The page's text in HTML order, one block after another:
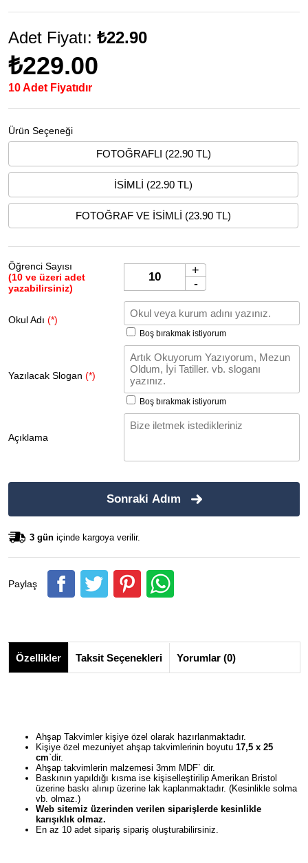
Adet Fiyatı: ₺22.90
₺229.00
10 Adet Fiyatıdır
Ürün Seçeneği
FOTOĞRAFLI (22.90 TL)
İSİMLİ (22.90 TL)
FOTOĞRAF VE İSİMLİ (23.90 TL)
Öğrenci Sayısı
(10 ve üzeri adet
yazabilirsiniz)
+
-
Okul Adı (*)
Boş bırakmak istiyorum
Yazılacak Slogan (*)
Boş bırakmak istiyorum
Açıklama
Sonraki Adım
3 gün içinde kargoya verilir.
Paylaş
Özellikler Taksit Seçenekleri Yorumlar (0)
Ahşap Takvimler kişiye özel olarak hazırlanmaktadır.
Kişiye özel mezuniyet ahşap takvimlerinin boyutu 17,5 x 25
cm`dir.
Ahşap takvimlerin malzemesi 3mm MDF` dir.
Baskının yapıldığı kısma ise kişiselleştirilip Amerikan Bristol
üzerine baskı alınıp üzerine lak kaplanmaktadır. (Kesinlikle solma
vb. olmaz.)
Web sitemiz üzerinden verilen siparişlerde kesinlikle
karışıklık olmaz.
En az 10 adet sipariş sipariş oluşturabilirsiniz.